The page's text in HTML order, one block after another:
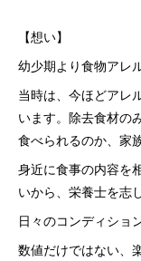
【想い】
幼少期より食物アレ
当時は、今ほどアレ
います。除去食材の
食べられるのか、家
身近に食事の内容を
いから、栄養士を志
日々のコンディショ
数値だけではない、